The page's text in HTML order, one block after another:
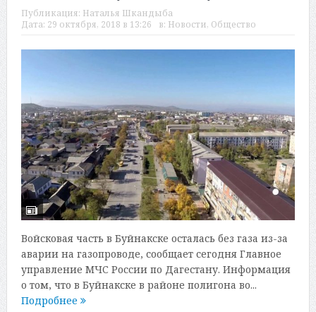
Публикация: Наталья Шкандыба
Дата: 29 октября, 2018 в 13:26 в: Новости, Общество
Войсковая часть в Буйнакске осталась без газа из-за
аварии на газопроводе, сообщает сегодня Главное
управление МЧС России по Дагестану. Информация
о том, что в Буйнакске в районе полигона во...
Подробнее